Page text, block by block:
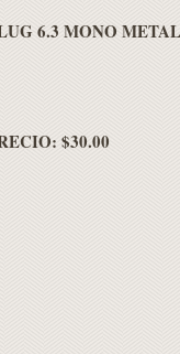
6.3 MONO
$30.00